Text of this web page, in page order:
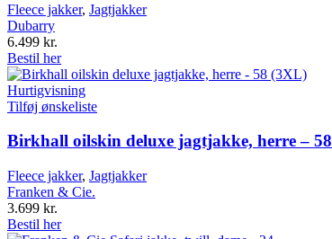
Fleece jakker, Jagtjakker
Dubarry
6.499 kr.
Bestil her
Hurtigvisning
Tilføj ønskeliste
Birkhall oilskin deluxe jagtjakke, herre –
Fleece jakker, Jagtjakker
Franken & Cie.
3.699 kr.
Bestil her